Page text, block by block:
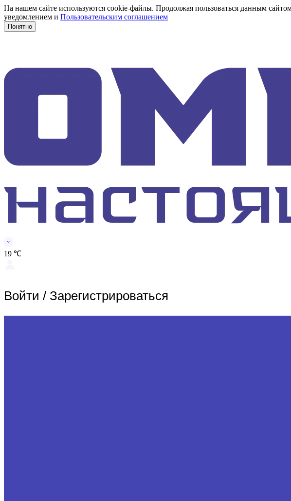
На нашем сайте используются cookie-файлы. Продолжая пользоваться данным
уведомлением и Пользовательским соглашением
Понятно
19 ℃
Войти / Зарегистрироваться